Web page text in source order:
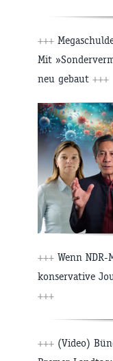
+++
Mit
neu gebaut +++
+++ Wenn
konservative
+++
+++ (Video)